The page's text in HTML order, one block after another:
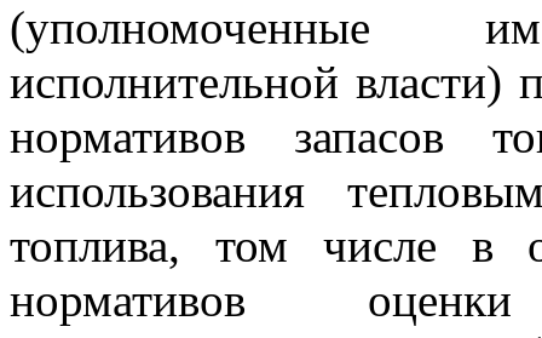
(уполномоченные
исполнительной
нормативов запасов
использования
топлива, том числе в
нормативов